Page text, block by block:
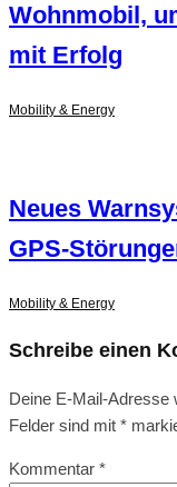
Wohnmobil,
mit Erfolg
Mobility & Energy
Neues
GPS-
Mobility & Energy
Schreibe einen
Deine E-Mail-Adresse
Felder sind mit *
Kommentar *